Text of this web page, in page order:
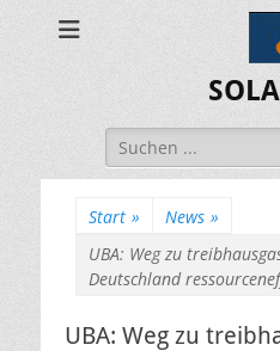
Suchen
nach:
Start » News »
UBA: Weg zu
Deutschland
UBA: Weg zu